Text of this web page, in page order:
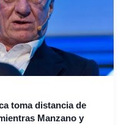
toma distancia de
Manzano y